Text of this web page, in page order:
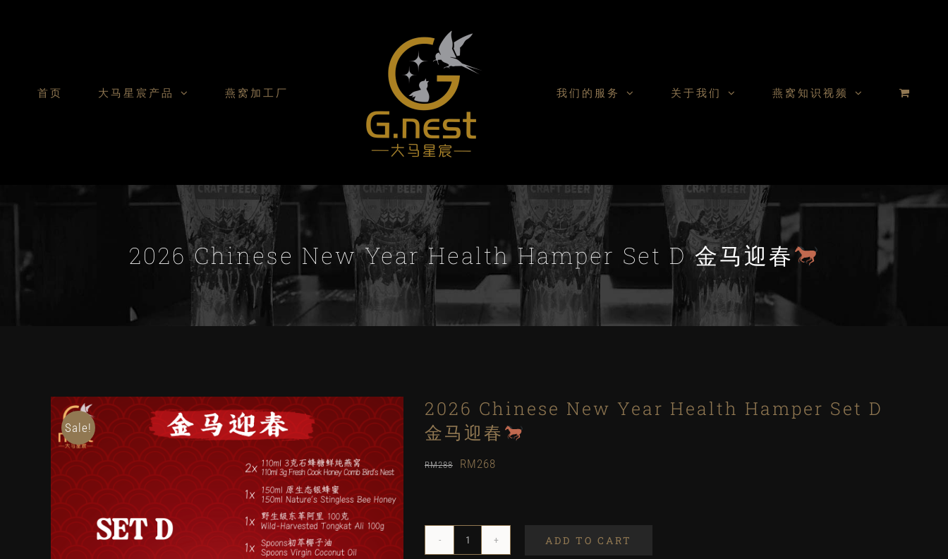
首页 大马星宸产品 燕窝加工厂 我们的服务 关于我们 燕窝知识视频
2026 Chinese New Year Health Hamper Set D 金马迎春
Sale!
2026 Chinese New Year Health Hamper Set D
金马迎春
RM288
Original
RM288.
RM268
RM268.
2026
ADD TO CART